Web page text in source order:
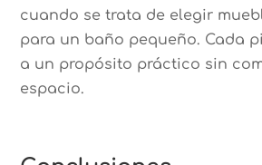
cuando se trata de elegir
para un baño pequeño. Cada
a un propósito práctico sin
espacio.